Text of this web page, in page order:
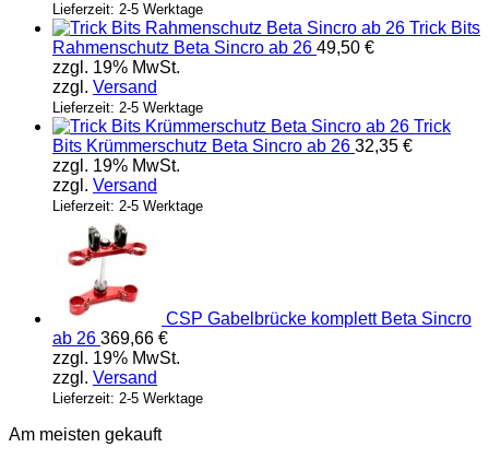
Optionen
können
Produktseite
gewählt
werden
Lieferzeit: 2-5 Werktage
Trick Bits
Rahmenschutz Beta Sincro ab 26 49,50 €
zzgl. 19% MwSt.
zzgl. Versand
Lieferzeit: 2-5 Werktage
Trick
Bits Krümmerschutz Beta Sincro ab 26 32,35 €
zzgl. 19% MwSt.
zzgl. Versand
Lieferzeit: 2-5 Werktage
CSP Gabelbrücke komplett Beta Sincro
ab 26 369,66 €
zzgl. 19% MwSt.
zzgl. Versand
Lieferzeit: 2-5 Werktage
Am meisten gekauft